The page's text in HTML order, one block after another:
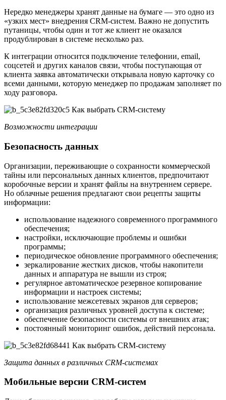
Нередко менеджеры хранят данные на бумаге — это одно из
«узких мест» внедрения CRM-систем. Важно не допустить
путаницы, чтобы один и тот же клиент не оказался
продублирован в системе несколько раз.
К интеграции относится подключение телефонии, email,
соцсетей и других каналов связи, чтобы поступающая от
клиента заявка автоматически открывала новую карточку со
всеми данными, которую менеджер по продажам заполняет по
ходу разговора.
Возможности интеграции
Безопасность данных
Организации, переживающие о сохранности коммерческой
тайны или персональных данных клиентов, предпочитают
коробочные версии и хранят файлы на внутреннем сервере.
Но облачные решения предлагают свои рецепты защиты
информации:
использование надежного современного программного
обеспечения;
настройки, исключающие проблемы и ошибки
программы;
периодическое обновление программного обеспечения;
зеркалирование жестких дисков, чтобы накопители
данных и аппаратура не вышли из строя;
регулярное автоматическое резервное копирование
информации и настроек системы;
использование межсетевых экранов для серверов;
организация различных уровней доступа к системе;
обеспечение безопасности системы от внешних атак;
постоянный мониторинг ошибок, действий персонала.
Защита данных в различных CRM-системах
Мобильные версии CRM-систем